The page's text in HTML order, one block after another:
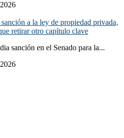
a la ley de propiedad privada,
retirar otro capítulo clave
sanción en el Senado para la...